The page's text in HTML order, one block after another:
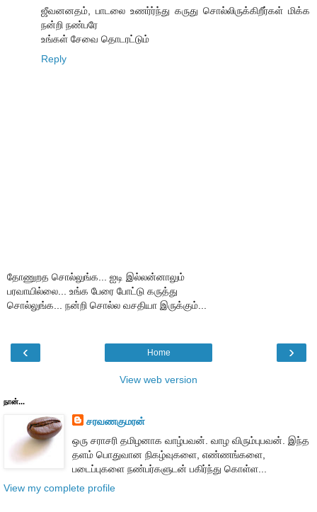
ஜீவனனதம், பாடலை உணர்ர்ந்து கருது சொல்லிருக்கிறீர்கள் மிக்க
நன்றி நண்பரே
உங்கள் சேவை தொடரட்டும்
Reply
தோணுறத சொல்லுங்க... ஐடி இல்லன்னாலும்
பரவாயில்லை... உங்க பேரை போட்டு கருத்து
சொல்லுங்க... நன்றி சொல்ல வசதியா இருக்கும்...
‹ ›
Home
View web version
நான்...
சரவணகுமரன்
ஒரு சராசரி தமிழனாக வாழ்பவன். வாழ விரும்புபவன். இந்த
தளம் பொதுவான நிகழ்வுகளை, எண்ணங்களை,
படைப்புகளை நண்பர்களுடன் பகிர்ந்து கொள்ள...
View my complete profile